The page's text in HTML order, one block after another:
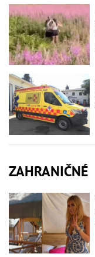
ZAHRANIČNÉ